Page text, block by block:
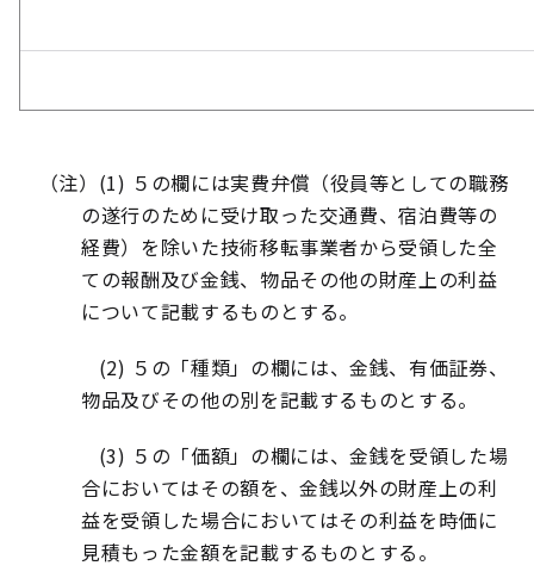
（注） (1) ５の欄には実費弁償（役員等としての職務
の遂行のために受け取った交通費、宿泊費等の
経費）を除いた技術移転事業者から受領した全
ての報酬及び金銭、物品その他の財産上の利益
について記載するものとする。
(2) ５の「種類」の欄には、金銭、有価証券、
物品及びその他の別を記載するものとする。
(3) ５の「価額」の欄には、金銭を受領した場
合においてはその額を、金銭以外の財産上の利
益を受領した場合においてはその利益を時価に
見積もった金額を記載するものとする。